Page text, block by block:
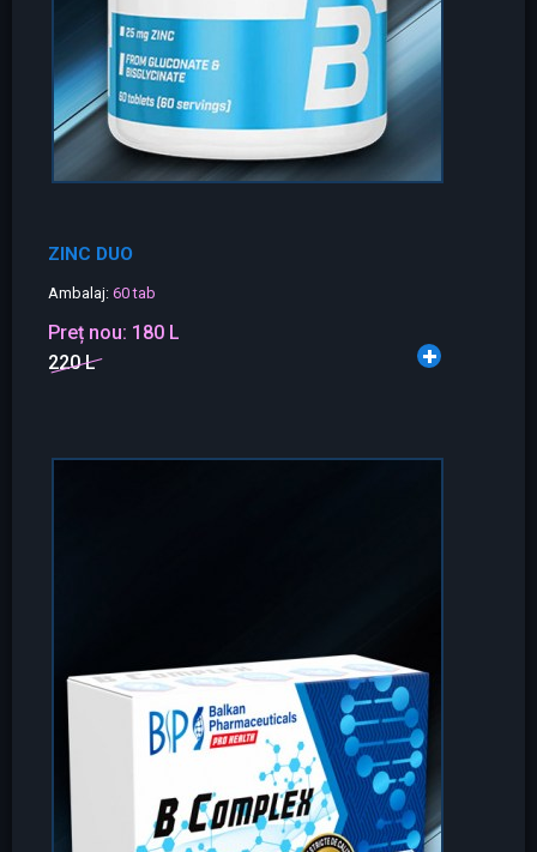
ZINC DUO
Ambalaj: 60 tab
Preț nou: 180 L
220 L